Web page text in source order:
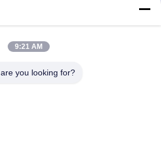
9:21 AM
you looking for?